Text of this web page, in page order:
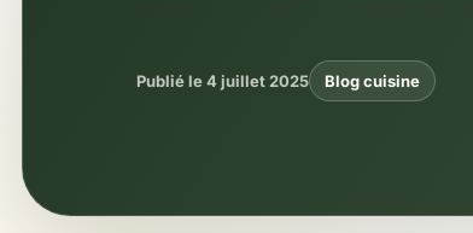
Publié le 4 juillet 2025 Blog cuisine